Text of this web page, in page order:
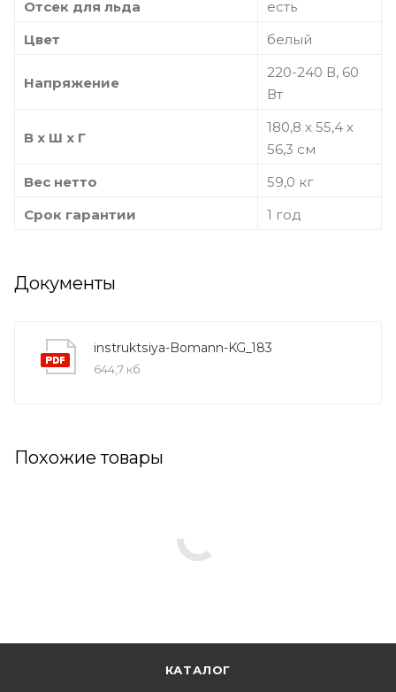
Отсек для льда
есть
Цвет
белый
Напряжение
220-240 В, 60
Вт
В х Ш х Г
180,8 х 55,4 х
56,3 см
Вес нетто
59,0 кг
Срок гарантии
1 год
Документы
instruktsiya-Bomann-KG_183
644,7 кб
Похожие товары
КАТАЛОГ